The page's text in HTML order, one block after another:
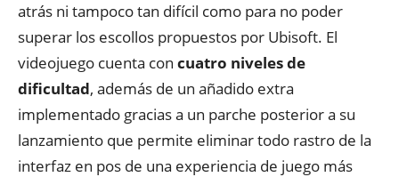
atrás ni tampoco tan difícil como para no poder
superar los escollos propuestos por Ubisoft. El
videojuego cuenta con cuatro niveles de
dificultad, además de un añadido extra
implementado gracias a un parche posterior a su
lanzamiento que permite eliminar todo rastro de la
interfaz en pos de una experiencia de juego más